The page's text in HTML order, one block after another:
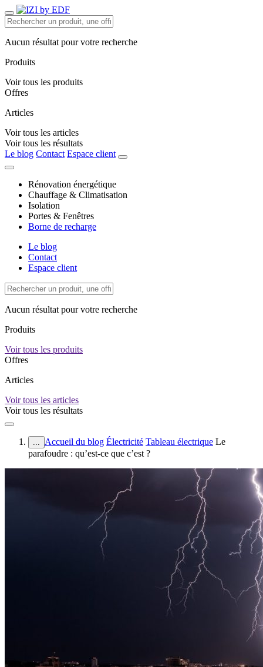
Aucun résultat pour votre recherche
Produits
Voir tous les produits
Offres
Articles
Voir tous les articles
Voir tous les résultats
Le blog Contact Espace client
Rénovation énergétique
Chauffage & Climatisation
Isolation
Portes & Fenêtres
Borne de recharge
Le blog
Contact
Espace client
Aucun résultat pour votre recherche
Produits
Voir tous les produits
Offres
Articles
Voir tous les articles
Voir tous les résultats
... Accueil du blog Électricité Tableau électrique Le
parafoudre : qu’est-ce que c’est ?